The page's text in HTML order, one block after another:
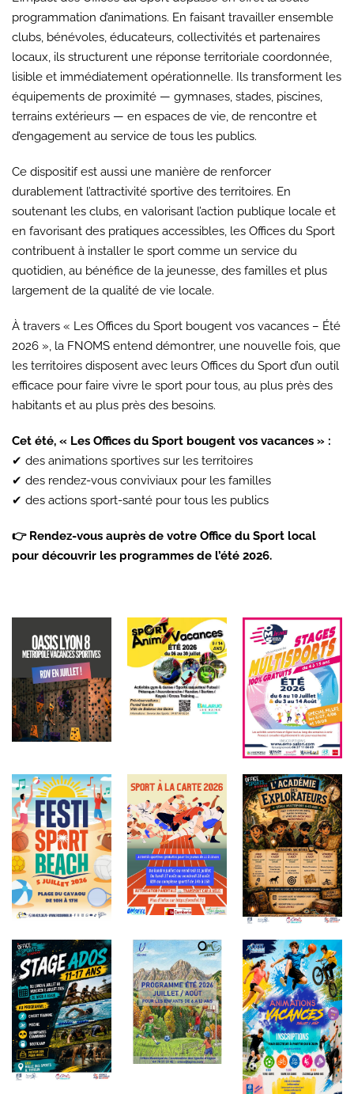
programmation d’animations. En faisant travailler ensemble
clubs, bénévoles, éducateurs, collectivités et partenaires
locaux, ils structurent une réponse territoriale coordonnée,
lisible et immédiatement opérationnelle. Ils transforment les
équipements de proximité — gymnases, stades, piscines,
terrains extérieurs — en espaces de vie, de rencontre et
d’engagement au service de tous les publics.
Ce dispositif est aussi une manière de renforcer
durablement l’attractivité sportive des territoires. En
soutenant les clubs, en valorisant l’action publique locale et
en favorisant des pratiques accessibles, les Offices du Sport
contribuent à installer le sport comme un service du
quotidien, au bénéfice de la jeunesse, des familles et plus
largement de la qualité de vie locale.
À travers « Les Offices du Sport bougent vos vacances – Été
2026 », la FNOMS entend démontrer, une nouvelle fois, que
les territoires disposent avec leurs Offices du Sport d’un outil
efficace pour faire vivre le sport pour tous, au plus près des
habitants et au plus près des besoins.
Cet été, « Les Offices du Sport bougent vos vacances » :
✔ des animations sportives sur les territoires
✔ des rendez-vous conviviaux pour les familles
✔ des actions sport-santé pour tous les publics
👉 Rendez-vous auprès de votre Office du Sport local
pour découvrir les programmes de l’été 2026.